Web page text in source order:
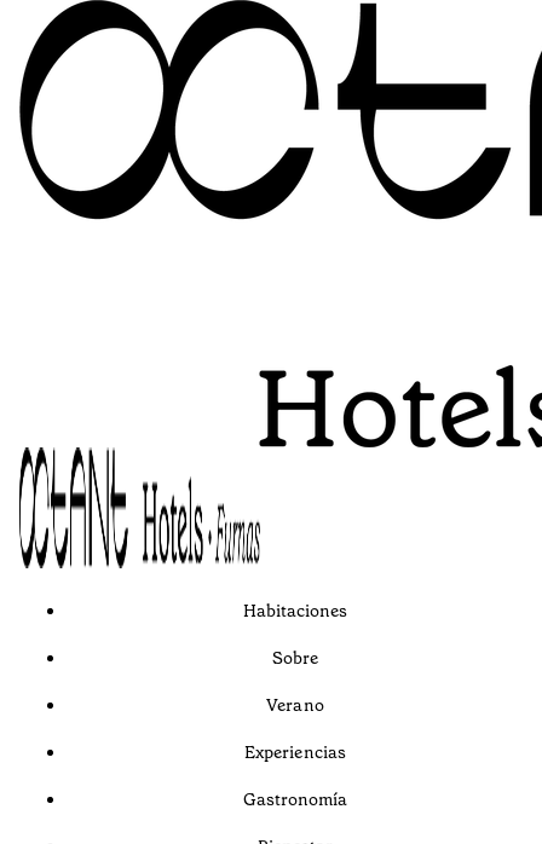
Habitaciones
Sobre
Verano
Experiencias
Gastronomía